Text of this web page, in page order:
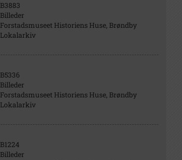
B3883
Billeder
Forstadsmuseet Historiens Huse, Brøndby
Lokalarkiv
B5336
Billeder
Forstadsmuseet Historiens Huse, Brøndby
Lokalarkiv
B1224
Billeder